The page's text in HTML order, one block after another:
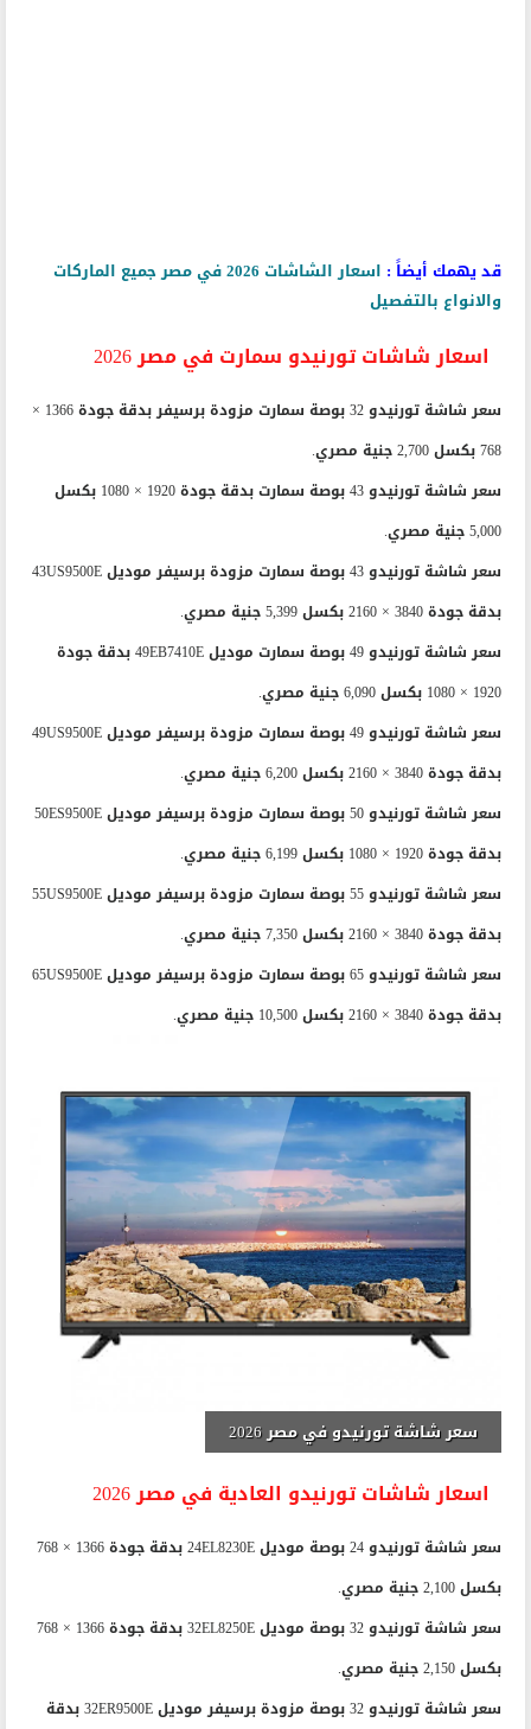
قد يهمك أيضاً :
اسعار الشاشات 2026 في مصر جميع الماركات
والانواع بالتفصيل
اسعار شاشات تورنيدو سمارت في مصر 2026
سعر شاشة تورنيدو 43 بوصة سمارت بدقة جودة 1920 × 1080 بكسل
بدقة جودة 3840 × 2160 بكسل 5,399 جنية مصري.
سعر شاشة تورنيدو 49 بوصة سمارت موديل 49EB7410E بدقة جودة
بدقة جودة 3840 × 2160 بكسل 6,200 جنية مصري.
بدقة جودة 1920 × 1080 بكسل 6,199 جنية مصري.
بدقة جودة 3840 × 2160 بكسل 7,350 جنية مصري.
بدقة جودة 3840 × 2160 بكسل 10,500 جنية مصري.
سعر شاشة تورنيدو في مصر 2026
اسعار شاشات تورنيدو العادية في مصر 2026